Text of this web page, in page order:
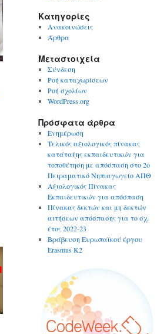
Kατηγορίες
Ανακοινώσεις
Άρθρα
Μεταστοιχεία
Σύνδεση
Ροή καταχωρίσεων
Ροή σχολίων
WordPress.org
Πρόσφατα άρθρα
Ενημέρωση
Τελικός αξιολογικός πίνακας
κατάταξης εκπαιδευτικών για
τοποθέτηση με απόσπαση στο 2ο
Πειραματικό Νηπιαγωγείο ΑΠΘ
Αξιολογικός Πίνακας
Εκπαιδευτικών για απόσπαση
Πίνακας δεκτών και μη δεκτών
αιτήσεων απόσπασης για το σχ.
έτος 2022-23
Βράβευση Ευρωπαϊκού έργου
Erasmus K2